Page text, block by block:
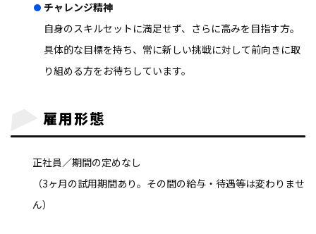
チャレンジ精神
自身のスキルセットに満足せず、さらに高みを目指す方。
具体的な目標を持ち、常に新しい挑戦に対して前向きに取
り組める方をお待ちしています。
雇用形態
正社員／期間の定めなし
（3ヶ月の試用期間あり。その間の給与・待遇等は変わりませ
ん）